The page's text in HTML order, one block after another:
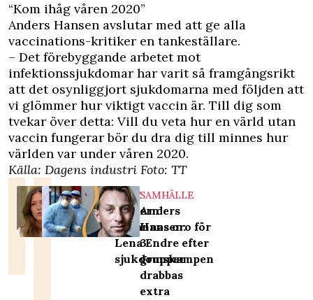
“Kom ihåg våren 2020”
Anders Hansen avslutar med att ge alla
vaccinations-kritiker en tankeställare.
– Det förebyggande arbetet mot
infektionssjukdomar har varit så framgångsrikt
att det osynliggjort sjukdomarna med följden att
vi glömmer hur viktigt vaccin är. Till dig som
tvekar över detta: Vill du veta hur en värld utan
vaccin fungerar bör du dra dig till minnes hur
världen var under våren 2020.
Källa: Dagens industri Foto: TT
NÖJE
Dottern
Rosannas oro för
Lena Endre efter
sjukdomskampen
SAMHÄLLE
Anders
Hansen:
3
grupper
drabbas
extra